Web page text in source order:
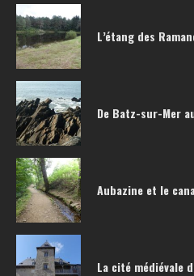
L’étang des
De Batz-sur-Mer
Aubazine et le
La cité médiévale